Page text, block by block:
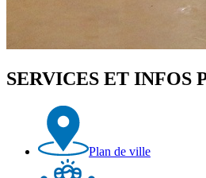
SERVICES ET INFOS
Plan de ville